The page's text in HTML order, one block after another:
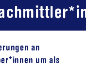
an
um als